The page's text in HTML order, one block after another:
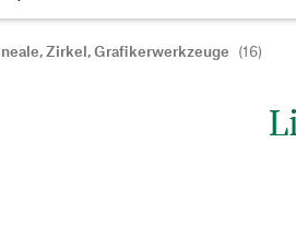
Zirkel, Grafikerwerkzeuge (16)